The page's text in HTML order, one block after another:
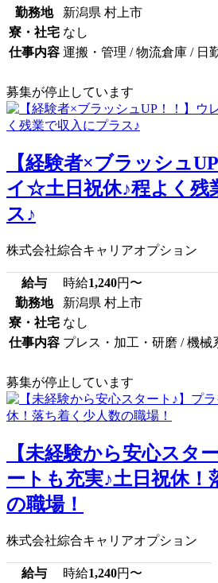
勤務地
新潟県 村上市
寮・社宅 なし
仕事内容 運搬・管理 / 物流倉庫 / 日
募集が停止しています
【経験者×ブラッシュ
イ☆土日祝休♪程よく残
ス♪
株式会社綜合キャリアオプション
給与 時給1,240円〜
勤務地
新潟県 村上市
寮・社宅 なし
仕事内容 プレス・加工・研磨 / 機械
募集が停止しています
【未経験から安心スタ
ートも充実♪土日祝休！
の職場！
株式会社綜合キャリアオプション
給与 時給1,240円〜